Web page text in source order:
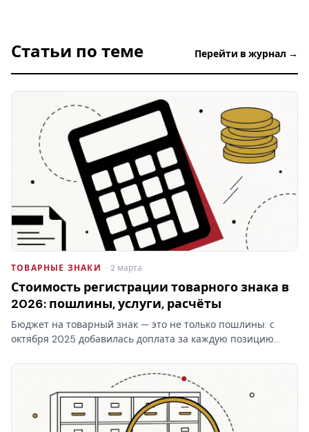
Статьи по теме Перейти в журнал →
ТОВАРНЫЕ ЗНАКИ · 2 марта
Стоимость регистрации товарного знака в
2026: пошлины, услуги, расчёты
Бюджет на товарный знак — это не только пошлины: с
октября 2025 добавилась доплата за каждую позицию
товарного знака складывается из трёх блоков, и самый…